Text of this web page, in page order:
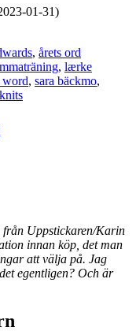
01-31)
, årets ord
, lærke
word, sara bäckmo,
från Uppstickaren/Karin
innan köp, det man
att välja på. Jag
egentligen? Och är